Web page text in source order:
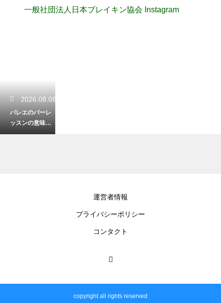
一般社団法人日本ブレイキン協会 Instagram
2026.08.08
バレエのバーレ
ッスンの意味と
必要性！全ての
運営者情報
プライバシーポリシー
コンタクト
copyright all rights reserved